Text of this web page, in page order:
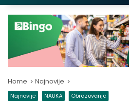
Home Najnovije
Najnovije NAUKA Obrazovanje